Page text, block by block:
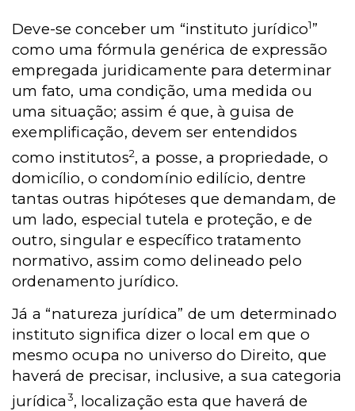
Deve-se conceber um “instituto jurídico1”
como uma fórmula genérica de expressão
empregada juridicamente para determinar
um fato, uma condição, uma medida ou
uma situação; assim é que, à guisa de
exemplificação, devem ser entendidos
como institutos2, a posse, a propriedade, o
domicílio, o condomínio edilício, dentre
tantas outras hipóteses que demandam, de
um lado, especial tutela e proteção, e de
outro, singular e específico tratamento
normativo, assim como delineado pelo
ordenamento jurídico.
Já a “natureza jurídica” de um determinado
instituto significa dizer o local em que o
mesmo ocupa no universo do Direito, que
haverá de precisar, inclusive, a sua categoria
jurídica3, localização esta que haverá de